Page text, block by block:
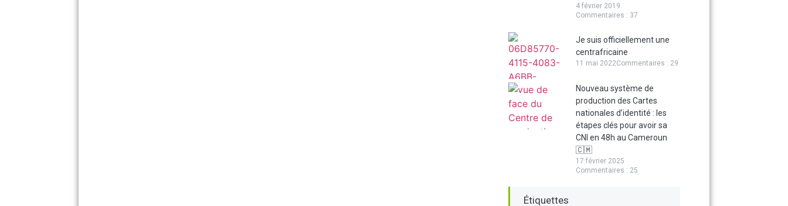
4 février 2019
Commentaires : 37
Je suis officiellement une
centrafricaine
11 mai 2022Commentaires : 29
Nouveau système de
production des Cartes
nationales d’identité : les
étapes clés pour avoir sa
CNI en 48h au Cameroun
🇨🇲
17 février 2025
Commentaires : 25
Étiquettes